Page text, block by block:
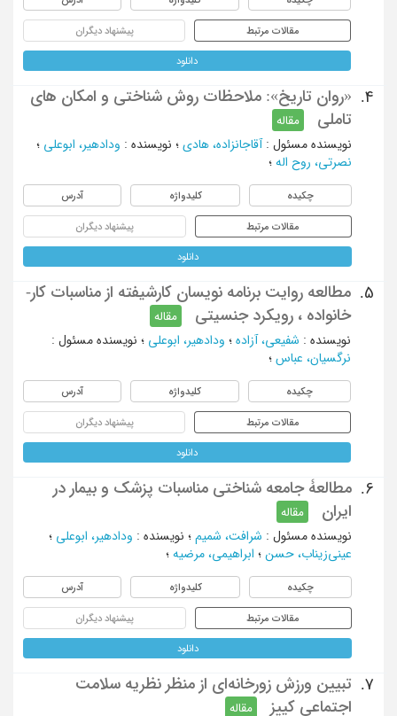
مقالات مرتبط پیشنهاد دیگران
دانلود
4.
«روان تاریخ»: ملاحظات روش شناختی و امکان های
تاملی
مقاله
نویسنده مسئول : آقاجانزاده، هادی ؛ نویسنده : ودادهیر، ابوعلی ؛
نصرتی، روح اله ؛
چکیده کلیدواژه آدرس
مقالات مرتبط پیشنهاد دیگران
دانلود
5.
مطالعه روایت برنامه نویسان کارشیفته از مناسبات کار-
خانواده ، رویکرد جنسیتی
مقاله
نویسنده : شفیعی، آزاده ؛ ودادهیر، ابوعلی ؛ نویسنده مسئول :
نرگسیان، عباس ؛
چکیده کلیدواژه آدرس
مقالات مرتبط پیشنهاد دیگران
دانلود
6.
مطالعۀ جامعه شناختی مناسبات پزشک و بیمار در
ایران
مقاله
نویسنده مسئول : شرافت، شمیم ؛ نویسنده : ودادهیر، ابوعلی ؛
عینی‌زیناب، حسن ؛ ابراهیمی، مرضیه ؛
چکیده کلیدواژه آدرس
مقالات مرتبط پیشنهاد دیگران
دانلود
7.
تبیین ورزش زورخانه‌ای از منظر نظریه سلامت
اجتماعی کییز
مقاله